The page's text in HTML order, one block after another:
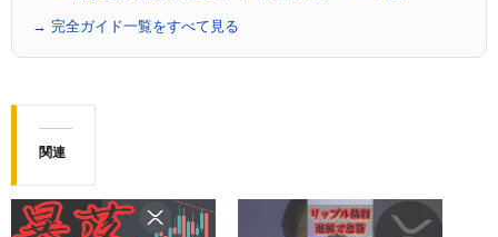
→ 完全ガイド一覧をすべて見る
関連